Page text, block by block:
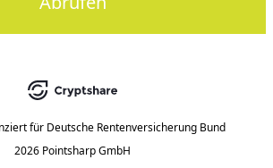
für Deutsche Rentenversicherung Bund
2026 Pointsharp GmbH